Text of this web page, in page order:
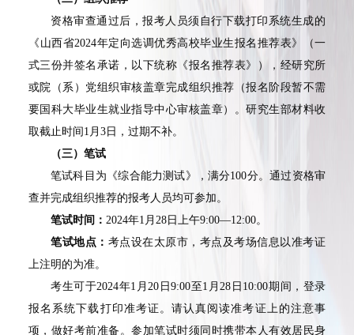
资格审查通过后，报考人员须自行下载打印系统生成的
《山西省2024年定向选调优秀高校毕业生报名推荐表》（一
式三份并签名承诺，以下统称《报名推荐表》），经研究所
或院（系）党组织审核盖章完成组织推荐（报名阶段暂不需
要国科大毕业生就业指导中心审核盖章）。研究生部材料收
取截止时间 1 月 3 日，过期不补。
（三）笔试
笔试科目为《综合能力测试》，满分100分。通过资格审
查并完成组织推荐的报考人员均可参加。
笔试时间：2024年1 月28 日上午9:00—12:00。
笔试地点： 考点设在太原市，考点及考场信息以准考证
上注明的为准。
考生可于2024年1 月20 日9:00至 1 月28 日 10:00期间，登录
报名系统下载打印准考证。请认真阅读准考证上的注意事
项，做好考前准备。参加笔试时须同时携带本人有效居民身